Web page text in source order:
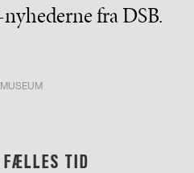
fra DSB.
FÆLLES TID